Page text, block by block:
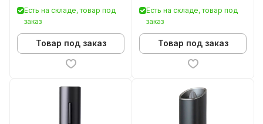
TZ19Есть на складе, товар под
заказ
Товар под заказ
Есть на складе, товар под
заказ
Товар под заказ